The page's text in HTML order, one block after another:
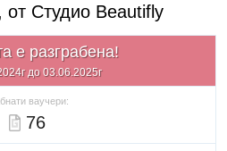
от Студио Beautifly
е разграбена!
до 03.06.2025г
ваучери:
76